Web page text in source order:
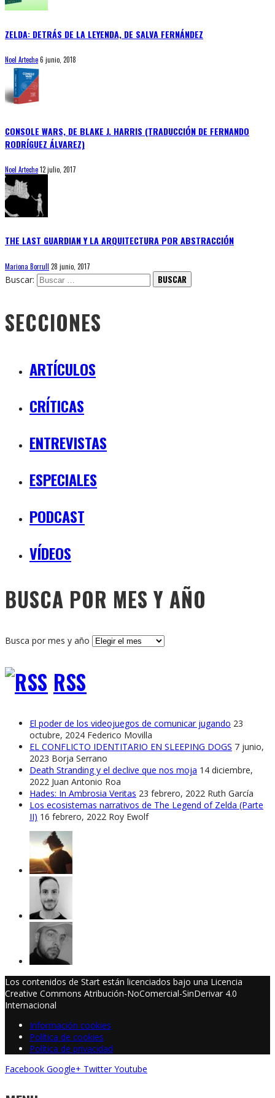
ZELDA: DETRÁS DE LA LEYENDA, DE SALVA FERNÁNDEZ
Noel Arteche6 junio, 2018
CONSOLE WARS, DE BLAKE J. HARRIS (TRADUCCIÓN DE FERNANDO
RODRÍGUEZ ÁLVAREZ)
Noel Arteche12 julio, 2017
THE LAST GUARDIAN Y LA ARQUITECTURA POR ABSTRACCIÓN
Mariona Borrull 28 junio, 2017
Buscar:
SECCIONES
ARTÍCULOS
CRÍTICAS
ENTREVISTAS
ESPECIALES
PODCAST
VÍDEOS
BUSCA POR MES Y AÑO
Busca por mes y año
RSS
El poder de los videojuegos de comunicar jugando 23
octubre, 2024 Federico Movilla
EL CONFLICTO IDENTITARIO EN SLEEPING DOGS 7 junio,
2023 Borja Serrano
Death Stranding y el declive que nos moja 14 diciembre,
2022 Juan Antonio Roa
Hades: In Ambrosia Veritas 23 febrero, 2022 Ruth García
Los ecosistemas narrativos de The Legend of Zelda (Parte
II) 16 febrero, 2022 Roy Ewolf
Los contenidos de Start están licenciados bajo una Licencia
Creative Commons Atribución-NoComercial-SinDerivar 4.0
Internacional
Información cookies
Política de cookies
Política de privacidad
Facebook Google+ Twitter Youtube